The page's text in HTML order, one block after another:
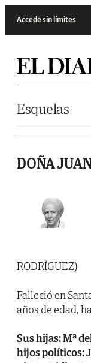
Accede sin límites
Esquelas
DOÑA
RODRÍGUEZ)
Falleció en
años de edad,
Sus hijas: Mª
hijos políticos: